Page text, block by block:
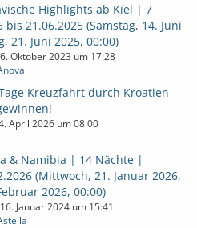
Highlights ab Kiel | 7
21.06.2025 (Samstag, 14. Juni
21. Juni 2025, 00:00)
6. Oktober 2023 um 17:28
Tage Kreuzfahrt durch Kroatien –
April 2026 um 08:00
& Namibia | 14 Nächte |
(Mittwoch, 21. Januar 2026,
2026, 00:00)
16. Januar 2024 um 15:41